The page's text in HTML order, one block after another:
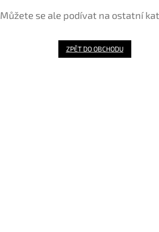
Můžete se ale podívat na ostatní
ZPĚT DO OBCHODU